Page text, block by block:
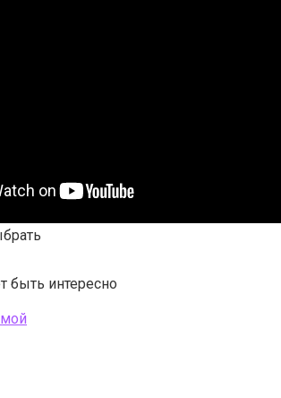
быть интересно